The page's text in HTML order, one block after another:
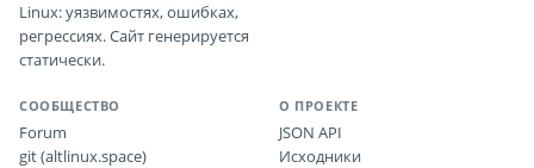
Linux: уязвимостях, ошибках,
регрессиях. Сайт генерируется
статически.
СООБЩЕСТВО
Forum
git (altlinux.space)
О ПРОЕКТЕ
JSON API
Исходники